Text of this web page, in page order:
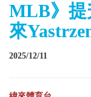
MLB》
來
2025/12/11